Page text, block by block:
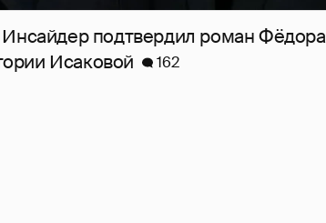
Инсайдер подтвердил роман Фёдора
Исаковой
162